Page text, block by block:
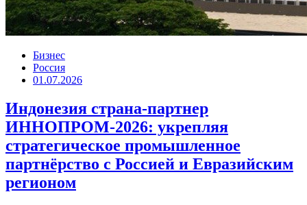
Бизнес
Россия
01.07.2026
Индонезия страна-партнер
ИННОПРОМ-2026: укрепляя
стратегическое промышленное
партнёрство с Россией и Евразийским
регионом